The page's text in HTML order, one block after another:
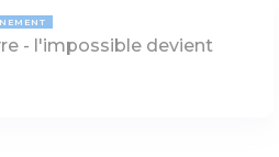
- l'impossible devient